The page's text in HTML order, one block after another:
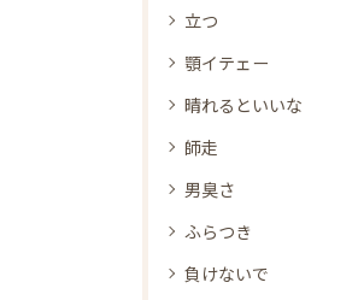
立つ
顎イテェー
晴れるといいな
師走
男臭さ
ふらつき
負けないで